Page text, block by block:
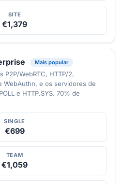
SITE
€1,379
Mais popular
P2P/WebRTC, HTTP/2,
WebAuthn, e os servidores de
e HTTP.SYS. 70% de
SINGLE
€699
TEAM
€1,059